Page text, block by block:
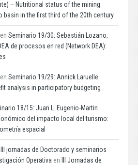
– Nutritional status of the mining
basin in the first third of the 20th century
en Seminario 19/30: Sebastián Lozano,
de procesos en red (Network DEA):
en Seminario 19/29: Annick Laruelle
analysis in participatory budgeting
18/15: Juan L. Eugenio-Martin
del impacto local del turismo:
espacial
III jornadas de Doctorado y seminarios
Operativa en
III Jornadas de